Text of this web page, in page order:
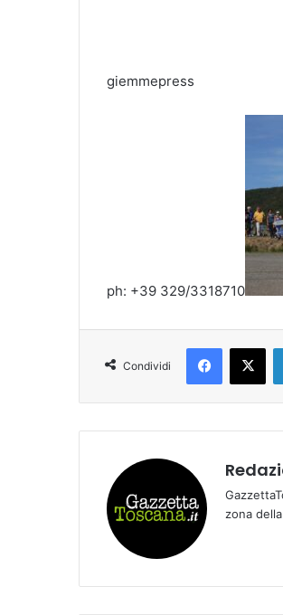
giemmepress
ph: +39 329/3318710
Condividi
zona